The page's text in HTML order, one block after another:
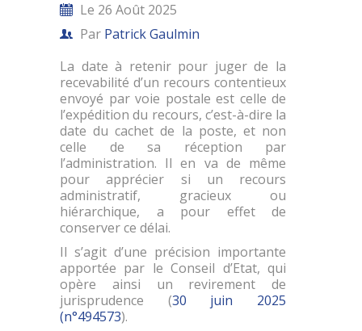
Le 26 Août 2025
Par Patrick Gaulmin
La date à retenir pour juger de la
recevabilité d’un recours contentieux
envoyé par voie postale est celle de
l’expédition du recours, c’est-à-dire la
date du cachet de la poste, et non
celle de sa réception par
l’administration. Il en va de même
pour apprécier si un recours
administratif, gracieux ou
hiérarchique, a pour effet de
conserver ce délai.
Il s’agit d’une précision importante
apportée par le Conseil d’Etat, qui
opère ainsi un revirement de
jurisprudence (30 juin 2025
(n°494573).